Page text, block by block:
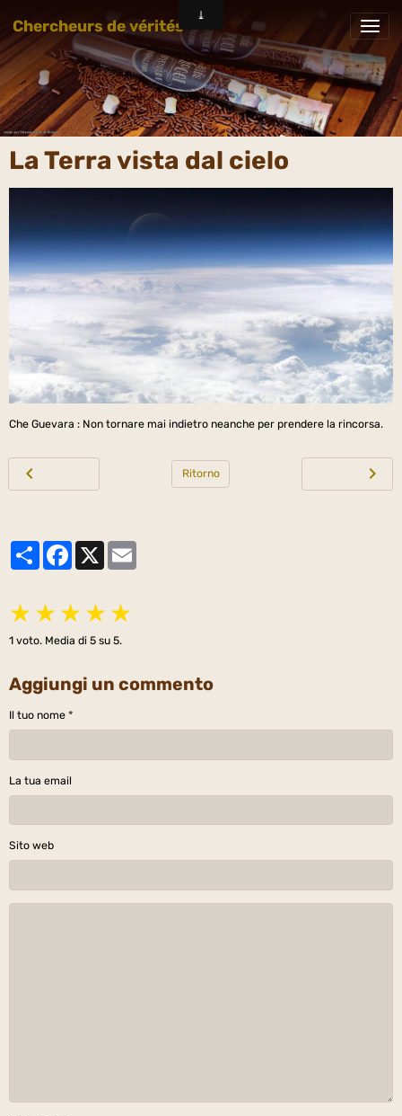
Chercheurs de vérités
La Terra vista dal cielo
Che Guevara : Non tornare mai indietro neanche per prendere la rincorsa.
Ritorno
PartagerFacebook
★ ★ ★ ★ ★
1 voto. Media di 5 su 5.
Aggiungi un commento
Il tuo nome
La tua email
Sito web